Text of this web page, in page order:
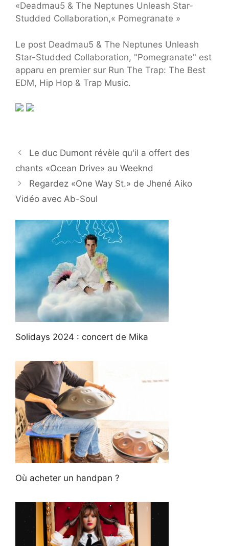
«Deadmau5 & The Neptunes Unleash Star-
Studded Collaboration,« Pomegranate »
Le post Deadmau5 & The Neptunes Unleash
Star-Studded Collaboration, "Pomegranate" est
apparu en premier sur Run The Trap: The Best
EDM, Hip Hop & Trap Music.
Le duc Dumont révèle qu'il a offert des
chants «Ocean Drive» au Weeknd
Regardez «One Way St.» de Jhené Aiko
Vidéo avec Ab-Soul
Solidays 2024 : concert de Mika
Où acheter un handpan ?